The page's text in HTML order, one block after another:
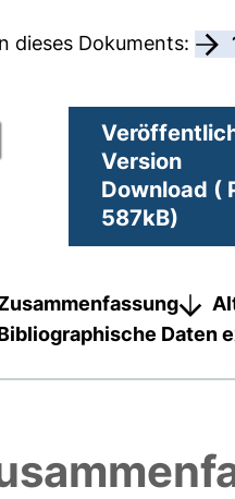
dieses Dokuments:
Version
Download (
587kB)
Daten